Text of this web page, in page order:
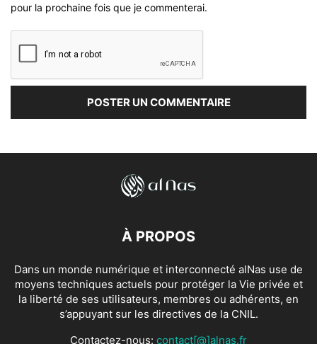
pour la prochaine fois que je commenterai.
À PROPOS
Dans un monde numérique et interconnecté alNas use de
moyens techniques actuels pour protéger la Vie privée et
la liberté de ses utilisateurs, membres ou adhérents, en
s’appuyant sur les directives de la CNIL.
Contactez-nous: contact[@]alnas.fr